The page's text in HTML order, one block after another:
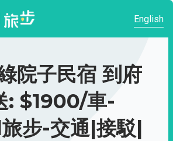
English
院子民宿 到府
: $1900/車-
步-交通|接駁|